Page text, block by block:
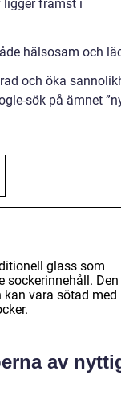
främst i
hälsosam och
och öka
sök på ämnet
glass som
sockerinnehåll.
kan vara sötad med
av